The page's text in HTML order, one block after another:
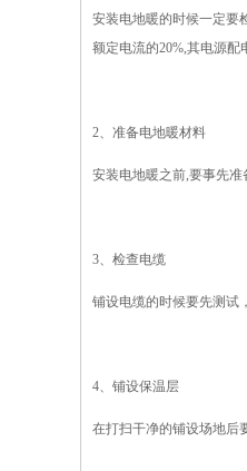
安装电地暖的时候一定要
额定电流的20%,其电源配
2、准备电地暖材料
安装电地暖之前,要事先准
3、检查电缆
铺设电缆的时候要先测试
4、铺设保温层
在打扫干净的铺设场地后